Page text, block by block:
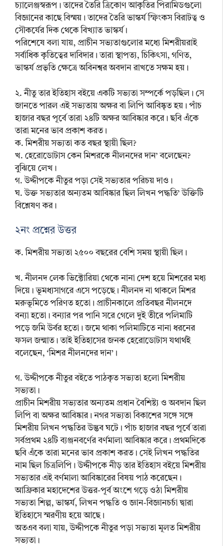
চ্যালেঞ্জস্বরূপ। তাদের তৈরি ত্রিকোণ আকৃতির পিরামিডগুলো
বিজ্ঞানের কাছে বিস্ময়। তাদের তৈরি ভাস্কর্য স্ফিংকস বিরাটত্ব ও
সৌকর্যের দিক থেকে বিখ্যাত ভাস্কর্য।
পরিশেষে বলা যায়, প্রাচীন সভ্যতাগুলোর মধ্যে মিশরীয়রাই
সর্বাধিক কৃতিত্বের দাবিদার। তারা স্থাপত্য, চিকিৎসা, গণিত,
ভাস্কর্য প্রভৃতি ক্ষেত্রে অবিনশ্বর অবদান রাখতে সক্ষম হয়।
২. নীতু তার ইতিহাস বইয়ে একটি সভ্যতা সম্পর্কে পড়ছিল। সে
জানতে পারল এই সভ্যতায় অক্ষর বা লিপি আবিষ্কৃত হয়। পাঁচ
হাজার বছর পূর্বে তারা ২৪টি অক্ষর আবিষ্কার করে। ছবি এঁকে
তারা মনের ভাব প্রকাশ করত।
ক. মিশরীয় সভ্যতা কত বছর স্থায়ী ছিল?
খ. হেরোডোটাস কেন মিশরকে নীলনদের দান’ বলেছেন?
বুঝিয়ে লেখ।
গ. উদ্দীপকে নীতুর পড়া সেই সভ্যতার পরিচয় দাও।
ঘ. উক্ত সভ্যতার অন্যতম আবিষ্কার ছিল লিখন পদ্ধতি’ উক্তিটি
বিশ্লেষণ কর।
২নং প্রশ্নের উত্তর
ক. মিশরীয় সভ্যতা ২৫০০ বছরের বেশি সময় স্থায়ী ছিল।
খ. নীলনদ লেক ভিক্টোরিয়া থেকে নানা দেশ হয়ে মিশরের মধ্য
দিয়ে। ভূমধ্যসাগরে এসে পড়েছে। নীলনদ না থাকলে মিশর
মরুভূমিতে পরিণত হতো। প্রাচীনকালে প্রতিবছর নীলনদে
বন্যা হতো। বন্যার পর পানি সরে গেলে দুই তীরে পলিমাটি
পড়ে জমি উর্বর হতো। জমে থাকা পলিমাটিতে নানা ধরনের
ফসল জন্মাত। তাই ইতিহাসের জনক হেরোডোটাস যথার্থই
বলেছেন, ‘মিশর নীলনদের দান’।
গ. উদ্দীপকে নীতুর বইতে পাঠকৃত সভ্যতা হলো মিশরীয়
সভ্যতা।
প্রাচীন মিশরীয় সভ্যতার অন্যতম প্রধান বৈশিষ্ট্য ও অবদান ছিল
লিপি বা অক্ষর আবিষ্কার। নগর সভ্যতা বিকাশের সঙ্গে সঙ্গে
মিশরীয় লিখন পদ্ধতির উদ্ভব ঘটে। পাঁচ হাজার বছর পূর্বে তারা
সর্বপ্রথম ২৪টি ব্যঞ্জনবর্ণের বর্ণমালা আবিষ্কার করে। প্রথমদিকে
ছবি এঁকে তারা মনের ভাব প্রকাশ করত। সেই লিখন পদ্ধতির
নাম ছিল চিত্রলিপি। উদ্দীপকে নীড় তার ইতিহাস বইয়ে মিশরীয়
সভ্যতার এই বর্ণমালা আবিষ্কারের বিষয় পাঠ করেছেন।
আফ্রিকার মহাদেশের উত্তর-পূর্ব অংশে গড়ে ওঠা মিশরীয়
সভ্যতা শিল্প, ভাস্কর্য, লিখন পদ্ধতি ও জ্ঞান-বিজ্ঞানচর্চা দ্বারা
ইতিহাসে স্মরণীয় হয়ে আছে।
অতএব বলা যায়, উদ্দীপকে নীতুর পড়া সভ্যতা মূলত মিশরীয়
সভ্যতা।